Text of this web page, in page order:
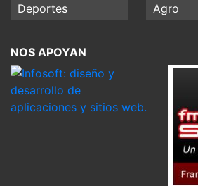
Deportes Agro
NOS APOYAN